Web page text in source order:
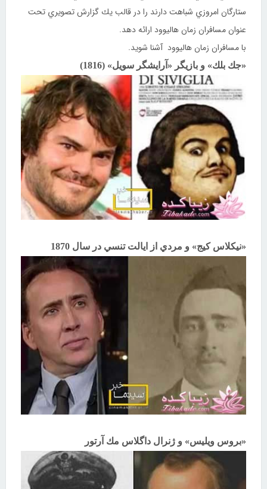
ستارگان امروزي شباهت دارند را در قالب يك گزارش تصويري تحت
عنوان مسافران زمان هاليوود ارائه دهد.
با مسافران زمان هاليوود آشنا شويد.
«جك بلك» و بازيگر «آرايشگر سويل» (1816)
«نيكلاس كيج» و مردي از ايالت تنسي در سال 1870
«بروس ويليس» و ژنرال داگلاس مك آرتور